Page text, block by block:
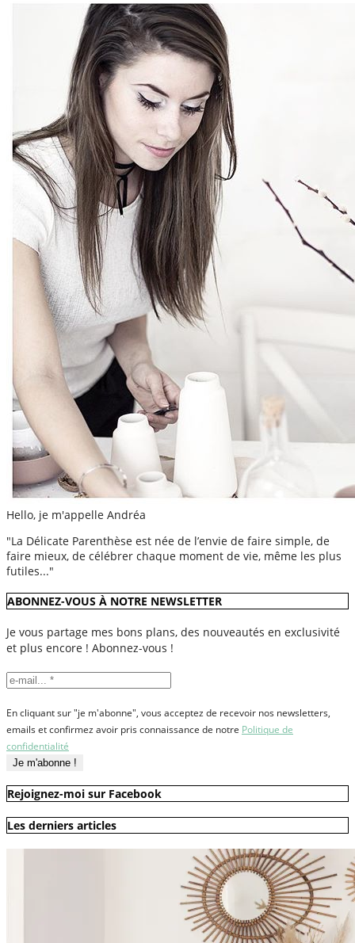
Hello, je m'appelle Andréa
"La Délicate Parenthèse est née de l’envie de faire simple, de
faire mieux, de célébrer chaque moment de vie, même les plus
futiles..."
ABONNEZ-VOUS À NOTRE NEWSLETTER
Je vous partage mes bons plans, des nouveautés en exclusivité
et plus encore ! Abonnez-vous !
En cliquant sur "je m'abonne", vous acceptez de recevoir nos newsletters,
emails et confirmez avoir pris connaissance de notre Politique de
confidentialité
Rejoignez-moi sur Facebook
Les derniers articles